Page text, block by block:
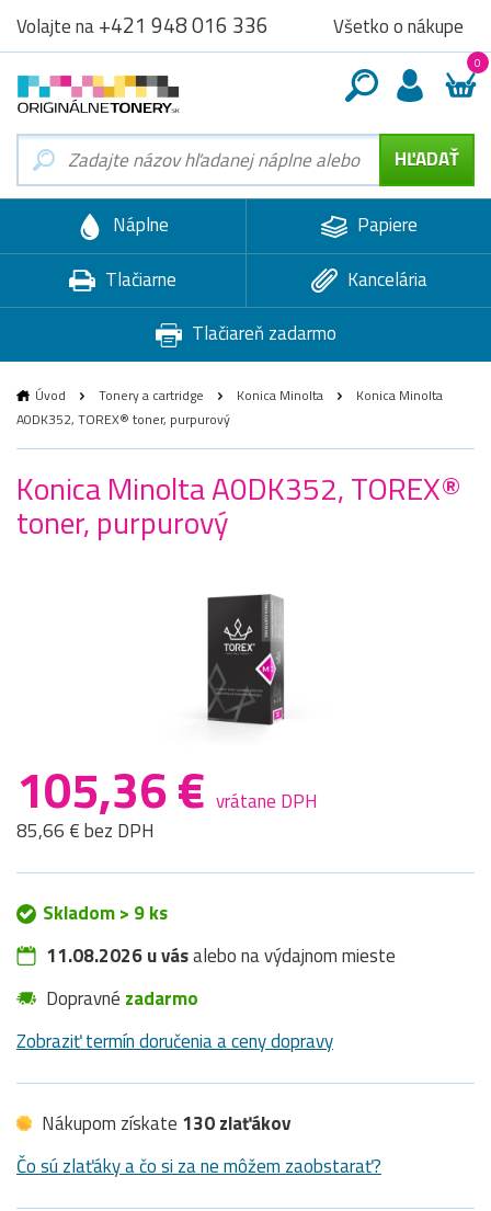
Volajte na+421 948 016 336 Všetko o nákupe
0
Náplne
Papiere
Tlačiarne
Kancelária
Tlačiareň zadarmo
Úvod Tonery a cartridge Konica Minolta
Konica Minolta
A0DK352, TOREX® toner, purpurový
Konica Minolta A0DK352, TOREX®
toner, purpurový
105,36 € vrátane DPH
85,66 € bez DPH
Skladom > 9 ks
11.08.2026 u vásalebo na výdajnom mieste
Dopravné zadarmo
Zobraziť termín doručenia a ceny dopravy
Nákupom získate 130 zlaťákov
Čo sú zlaťáky a čo si za ne môžem zaobstarať?